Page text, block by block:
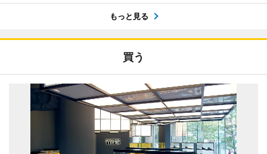
もっと見る
買う